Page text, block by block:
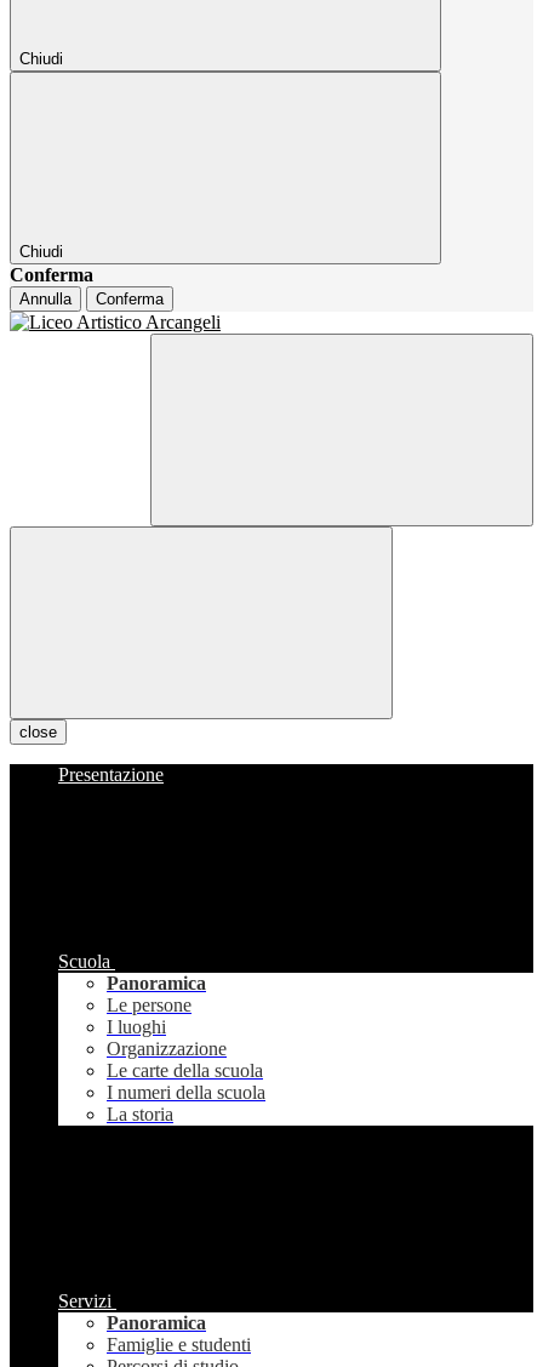
Chiudi
Chiudi
Conferma
Annulla Conferma
close
Presentazione
Scuola
Panoramica
Le persone
I luoghi
Organizzazione
Le carte della scuola
I numeri della scuola
La storia
Servizi
Panoramica
Famiglie e studenti